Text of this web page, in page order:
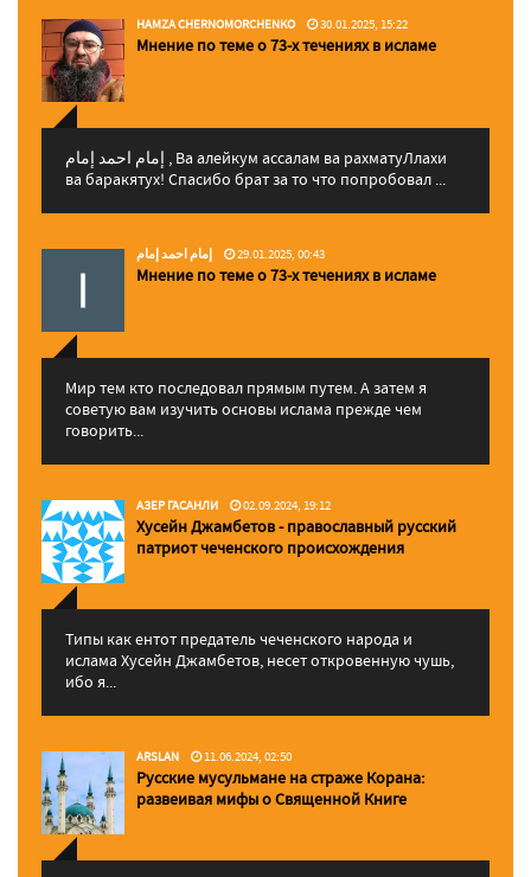
HAMZA CHERNOMORCHENKO 30.01.2025, 15:22
Мнение по теме о 73-х течениях в исламе
إمام احمد إمام , Ва алейкум ассалам ва рахматуЛлахи
ва баракятух! Спасибо брат за то что попробовал ...
إمام احمد إمام 29.01.2025, 00:43
Мнение по теме о 73-х течениях в исламе
Мир тем кто последовал прямым путем. А затем я
советую вам изучить основы ислама прежде чем
говорить...
АЗЕР ГАСАНЛИ 02.09.2024, 19:12
Хусейн Джамбетов - православный русский
патриот чеченского происхождения
Типы как ентот предатель чеченского народа и
ислама Хусейн Джамбетов, несет откровенную чушь,
ибо я...
ARSLAN 11.06.2024, 02:50
Русские мусульмане на страже Корана:
pазвеивая мифы о Священной Книге